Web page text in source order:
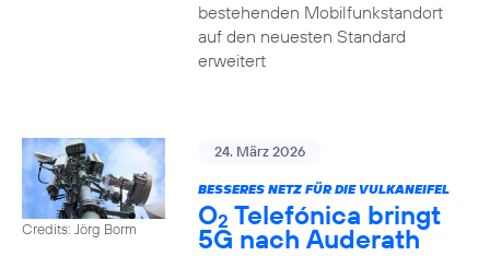
bestehenden Mobilfunkstandort
auf den neuesten Standard
erweitert
Credits: Jörg Borm
24. März 2026
BESSERES NETZ FÜR DIE VULKANEIFEL
O2 Telefónica bringt
5G nach Auderath